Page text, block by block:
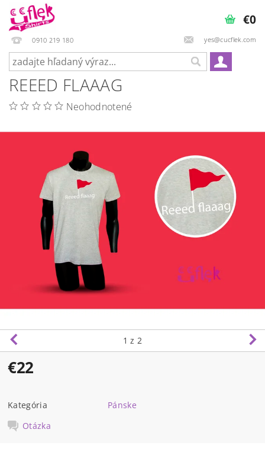
0910 219 180 yes@cucflek.com
€0
REEED FLAAAG
Neohodnotené
1 z 2
€22
Kategória
Pánske
Otázka